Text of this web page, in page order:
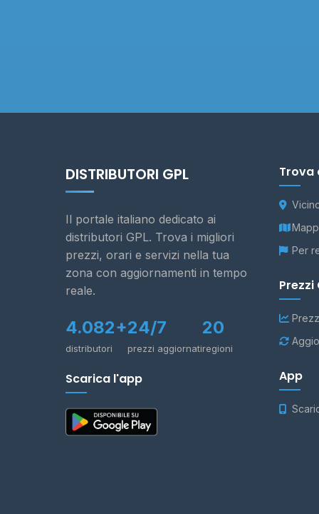
DISTRIBUTORI GPL
Il portale italiano dedicato ai
distributori GPL. Trova i migliori
prezzi, orari e servizi nella tua
zona con aggiornamenti in tempo
reale.
4.082+
distributori
24/7
prezzi aggiornati
20
regioni
Scarica l'app
Trova
Per
Prezzi
App